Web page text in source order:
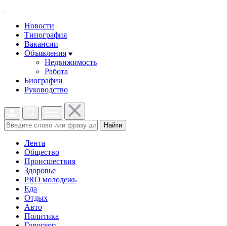
Новости
Типография
Вакансии
Объявления
Недвижимость
Работа
Биографии
Руководство
Найти
Лента
Общество
Происшествия
Здоровье
PRO молодежь
Еда
Отдых
Авто
Политика